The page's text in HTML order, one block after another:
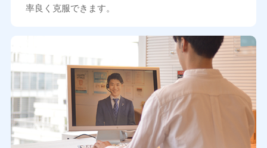
率良く克服できます。